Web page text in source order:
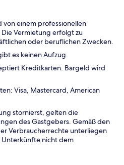
von einem professionellen
Vermietung erfolgt zu
oder beruflichen Zwecken.
es keinen Aufzug.
Kreditkarten. Bargeld wird
Visa, Mastercard, American
stornierst, gelten die
des Gastgebers. Gemäß den
Verbraucherrechte unterliegen
Unterkünfte nicht dem